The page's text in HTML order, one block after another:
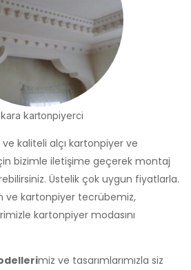
kartonpiyerci
kaliteli alçı kartonpiyer ve
bizimle iletişime geçerek montaj
Üstelik çok uygun fiyatlarla.
ve kartonpiyer tecrübemiz,
kartonpiyer modasını
miz ve tasarımlarımızla siz